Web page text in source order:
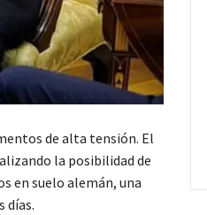
de alta tensión. El
la posibilidad de
en suelo alemán, una
días.